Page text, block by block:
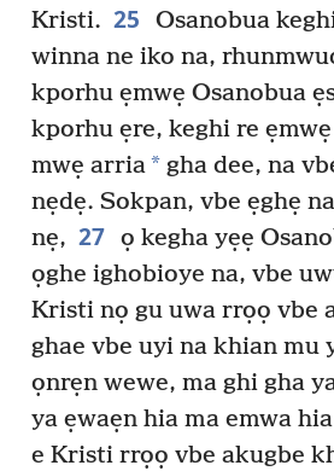
Kristi. 25
Osanobua
winna ne iko na,
kporhu ẹmwẹ Osanobua
kporhu ẹre, keghi re
mwẹ arria* gha dee, na
nẹdẹ. Sokpan, vbe ẹghẹ
nẹ, 27 ọ kegha yẹẹ
ọghe ighobioye na, vbe
Kristi nọ gu uwa rrọọ vbe
ghae vbe uyi na khian mu
ọnrẹn wewe, ma ghi gha
ya ẹwaẹn hia ma emwa
e Kristi rrọọ vbe akugbe